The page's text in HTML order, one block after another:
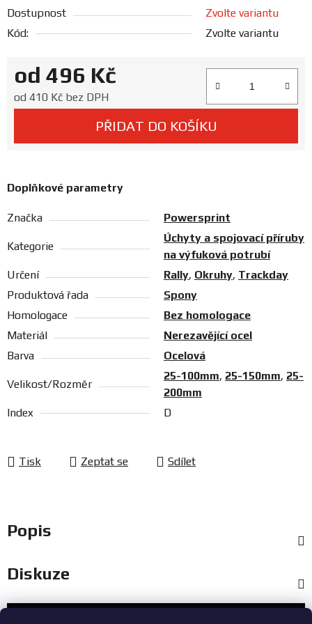
Prodejny
Dostupnost
Zvolte variantu
Kód:
Zvolte variantu
od 496 Kč
od 410 Kč bez DPH
PŘIDAT DO KOŠÍKU
Doplňkové parametry
Značka Powersprint
Kategorie
Úchyty a spojovací příruby
na výfuková potrubí
Určení
Rally, Okruhy, Trackday
Produktová řada
Spony
Homologace
Bez homologace
Materiál
Nerezavějící ocel
Barva
Ocelová
Velikost/Rozměr
25-100mm, 25-150mm, 25-
200mm
Index
D
Tisk Zeptat se Sdílet
Popis
Diskuze